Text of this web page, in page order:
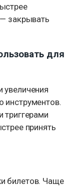
закрывать
для
увеличения
инструментов.
триггерами
принять
билетов. Чаще